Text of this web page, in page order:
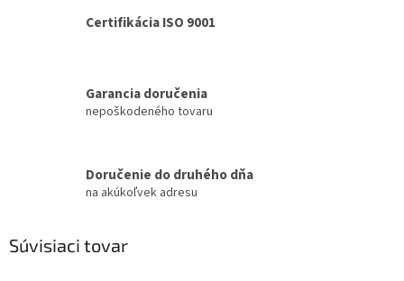
Certifikácia ISO 9001
Garancia doručenia
nepoškodeného tovaru
Doručenie do druhého dňa
na akúkoľvek adresu
Súvisiaci tovar